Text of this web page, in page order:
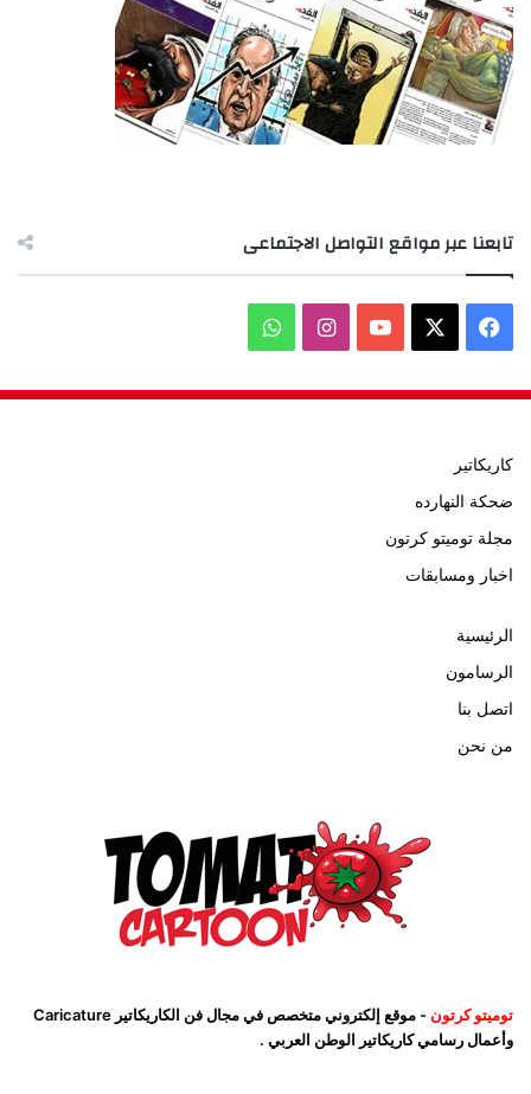
تابعنا عبر مواقع التواصل الاجتماعى
فيسبوك ‫YouTubeانستقرامواتساب
كاريكاتير
ضحكة النهارده
مجلة توميتو كرتون
اخبار ومسابقات
الرئيسية
الرسامون
اتصل بنا
من نحن
توميتو كرتون
- موقع إلكتروني متخصص في مجال فن الكاريكاتير Caricature
وأعمال رسامي كاريكاتير الوطن العربي .